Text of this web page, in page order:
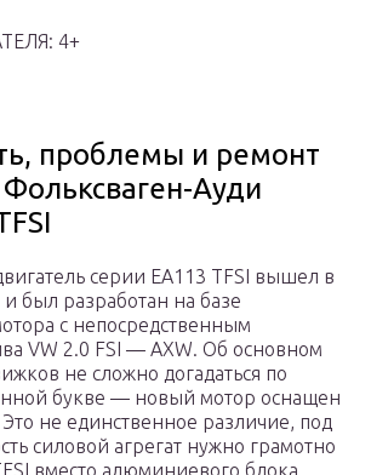
4+
проблемы и ремонт
Ауди
серии ЕА113 TFSI вышел в
и был разработан на базе
с непосредственным
VW 2.0 FSI — AXW. Об основном
не сложно догадаться по
букве — новый мотор оснащен
не единственное различие, под
силовой агрегат нужно грамотно
вместо алюминиевого блока